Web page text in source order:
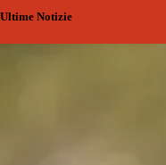
Ultime Notizie